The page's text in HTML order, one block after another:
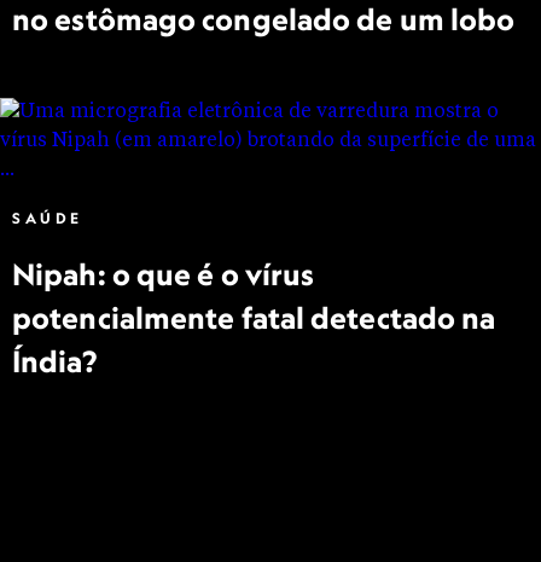
no estômago congelado de um lobo
SAÚDE
Nipah: o que é o vírus
potencialmente fatal detectado na
Índia?